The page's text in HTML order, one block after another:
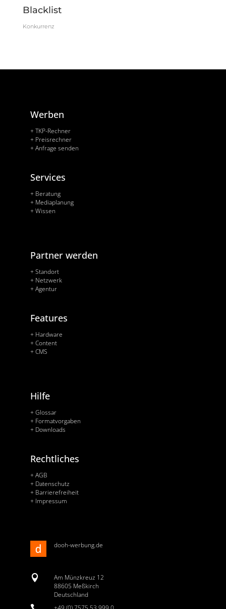
Blacklist
Konkurrenz
Werben
+ TKP-Rechner
+ Preisrechner
+ Anfrage senden
Services
+ Beratung
+ Mediaplanung
+ Wissen
Partner werden
+ Standort
+ Netzwerk
+ Agentur
Features
+ Hardware
+ Content
+ CMS
Hilfe
+ Glossar
+ Formatvorgaben
+ Downloads
Rechtliches
+ AGB
+ Datenschutz
+ Barrierefreiheit
+ Impressum
dooh-werbung.de

Am Münzkreuz 12
88605 Meßkirch
Deutschland